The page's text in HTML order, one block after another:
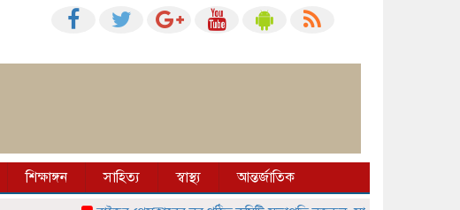
শিক্ষাঙ্গন সাহিত্য স্বাস্থ্য আন্তর্জাতিক